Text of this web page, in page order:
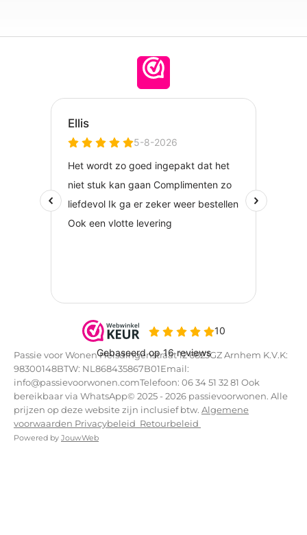
Passie voor Wonen Helsdingenstraat 12 6823GZ Arnhem K.V.K:
98300148BTW: NL868435867B01Email:
info@passievoorwonen.comTelefoon: 06 34 51 32 81 Ook
bereikbaar via WhatsApp© 2025 - 2026 passievoorwonen. Alle
prijzen op deze website zijn inclusief btw. Algemene
voorwaarden Privacybeleid Retourbeleid
Powered by JouwWeb